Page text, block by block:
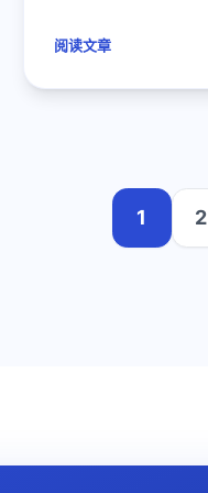
阅读文章
1 2